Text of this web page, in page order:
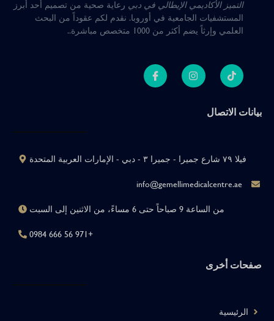
التميز الأكاديمي الإيطالي في دبي رعاية صحية من تصميم أحد أبرز
المستشفيات الجامعية في أوروبا. نقدم لكم عقوداً من البحث
العلمي وإرثاً يضم أكثر من 1000 متخصص مباشرة.
.
بيانات الاتصال
فيلا ٧٩ شارع جميرا - جميرا ٣ - دبي - الإمارات العربية المتحدة
info@gemellimedicalcentre.ae
من الساعة 9 صباحاً حتى 6 مساءً، من الاثنين إلى السبت
+971 56 666 0984
صفحات أخرى
الرئيسية